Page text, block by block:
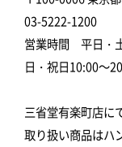
03-5222-1200
営業時間 平日・
日・祝日10:00～
三省堂有楽町店に
取り扱い商品はハ